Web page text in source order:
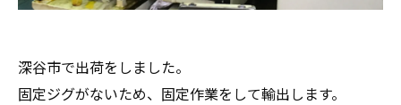
深谷市で出荷をしました。
固定ジグがないため、固定作業をして輸出します。